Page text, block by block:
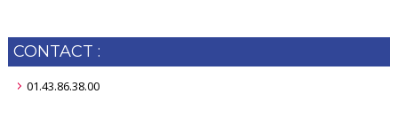
CONTACT :
01.43.86.38.00